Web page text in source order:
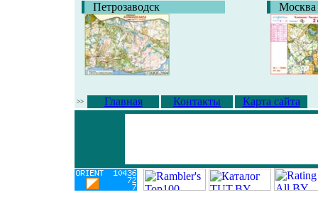
Петрозаводск Москва
>> Главная Контакты Карта сайта